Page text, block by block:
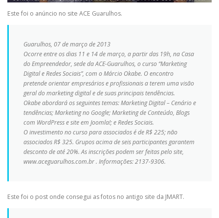
Este foi o anúncio no site ACE Guarulhos.
Guarulhos, 07 de março de 2013
Ocorre entre os dias 11 e 14 de março, a partir das 19h, na Casa
do Empreendedor, sede da ACE-Guarulhos, o curso “Marketing
Digital e Redes Sociais”, com o Márcio Okabe. O encontro
pretende orientar empresários e profissionais a terem uma visão
geral do marketing digital e de suas principais tendências.
Okabe abordará os seguintes temas: Marketing Digital – Cenário e
tendências; Marketing no Google; Marketing de Conteúdo, Blogs
com WordPress e site em Joomla!; e Redes Sociais.
O investimento no curso para associados é de R$ 225; não
associados R$ 325. Grupos acima de seis participantes garantem
desconto de até 20%. As inscrições podem ser feitas pelo site,
www.aceguarulhos.com.br . Informações: 2137-9306.
Este foi o post onde consegui as fotos no antigo site da JMART.